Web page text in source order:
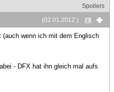
Spoilers
(02.01.2012 )
#8
wenn ich mit dem Englisch
- DFX hat ihn gleich mal aufs